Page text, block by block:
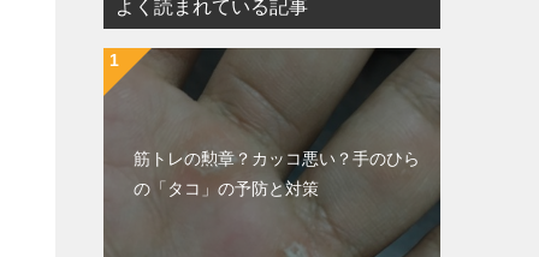
よく読まれている記事
筋トレの勲章？カッコ悪い？手のひら
の「タコ」の予防と対策